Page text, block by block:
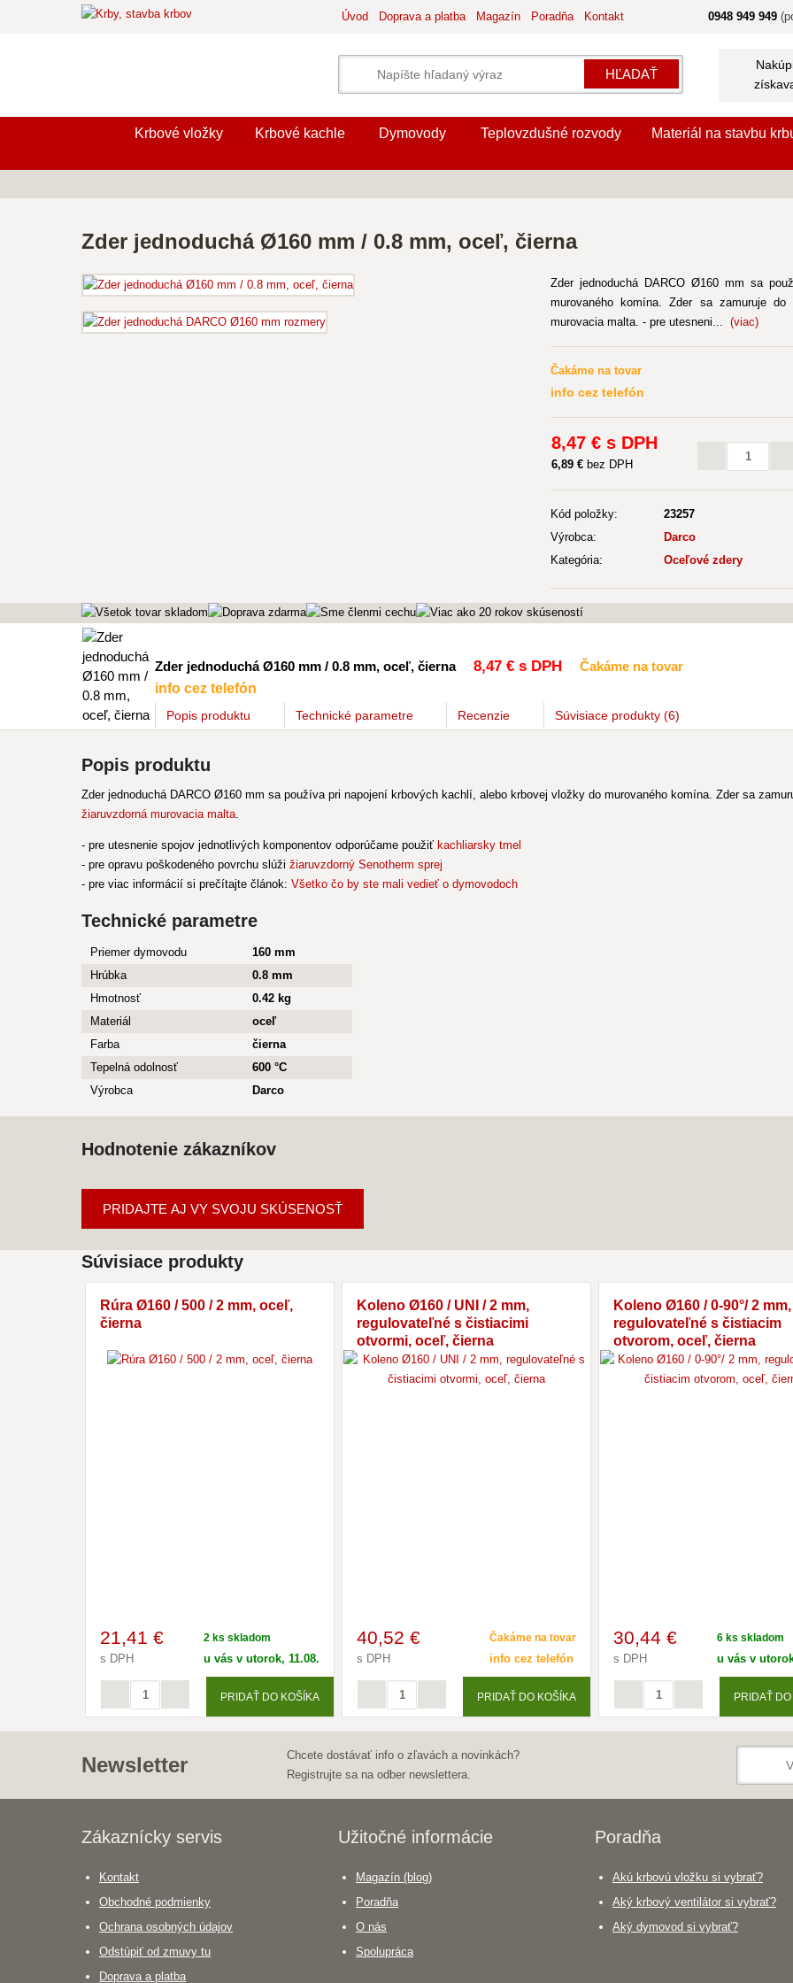
HĽADAŤ
0948 949 949
Úvod Doprava a platba Magazín Poradňa Kontakt
Krbové vložky Krbové kachle Dymovody Teplovzdušné rozvody Materiál na stavbu
Zder jednoduchá Ø160 mm / 0.8 mm, oceľ, čierna
Zder jednoduchá DARCO Ø160 mm sa
murovaného komína. Zder sa zamuruje
murovacia malta. - pre utesneni... (viac)
Čakáme na tovar
info cez telefón
8,47 € s DPH
6,89 € bez DPH
Kód položky:
23257
Výrobca:
Darco
Kategória:
Oceľové zdery
Zder jednoduchá Ø160 mm / 0.8 mm, oceľ, čierna 8,47 € s DPH Čakáme na tovar
info cez telefón
Popis produktu Technické parametre Recenzie Súvisiaceprodukty(6)
Popis produktu
Zder jednoduchá DARCO Ø160 mm sa používa pri napojení krbových kachlí, alebo krbovej vložky do murovaného komína. Zder sa
žiaruvzdorná murovacia malta.
- pre utesnenie spojov jednotlivých komponentov odporúčame použiť kachliarsky tmel
- pre opravu poškodeného povrchu slúži žiaruvzdorný Senotherm sprej
- pre viac informácií si prečítajte článok: Všetko čo by ste mali vedieť o dymovodoch
Technické parametre
Priemer dymovodu
160 mm
Hrúbka
0.8 mm
Hmotnosť
0.42 kg
Materiál
oceľ
Farba
čierna
Tepelná odolnosť
600 °C
Výrobca
Darco
Hodnotenie zákazníkov
PRIDAJTE AJ VY SVOJU SKÚSENOSŤ
Súvisiace produkty
Rúra Ø160 / 500 / 2 mm, oceľ,
čierna
21,41 €
s DPH
2 ks skladom
u vás v utorok, 11.08.
PRIDAŤ DO KOŠÍKA
Koleno Ø160 / UNI / 2 mm,
regulovateľné s čistiacimi
otvormi, oceľ, čierna
40,52 €
s DPH
Čakáme na tovar
info cez telefón
PRIDAŤ DO KOŠÍKA
Koleno Ø160 / 0-90°/ 2 mm,
regulovateľné s čistiacim
otvorom, oceľ, čierna
30,44 €
s DPH
6 ks skladom
u vás v
PRIDAŤ
Newsletter
Chcete dostávať info o zľavách a novinkách?
Registrujte sa na odber newslettera.
Zákaznícky servis
Kontakt
Obchodné podmienky
Ochrana osobných údajov
Odstúpiť od zmuvy tu
Doprava a platba
Užitočné informácie
Magazín (blog)
Poradňa
O nás
Spolupráca
Poradňa
Akú krbovú vložku si vybrať?
Aký krbový ventilátor si vybrať?
Aký dymovod si vybrať?